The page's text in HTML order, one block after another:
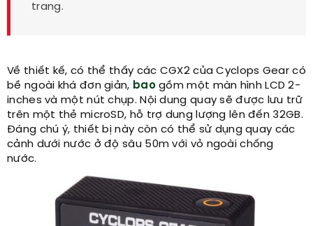
trang.
Về thiết kế, có thể thấy các CGX2 của Cyclops Gear có
bề ngoài khá đơn giản, baogồm một màn hình LCD 2-
inches và một nút chụp. Nội dung quay sẽ được lưu trữ
trên một thẻ microSD, hỗ trợ dung lượng lên đến 32GB.
Đáng chú ý, thiết bị này còn có thể sử dụng quay các
cảnh dưới nước ở độ sâu 50m với vỏ ngoài chống
nước.